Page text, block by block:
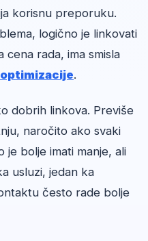
korisnu preporuku.
logično je linkovati
cena rada, ima smisla
.
dobrih linkova. Previše
naročito ako svaki
je bolje imati manje, ali
usluzi, jedan ka
često rade bolje